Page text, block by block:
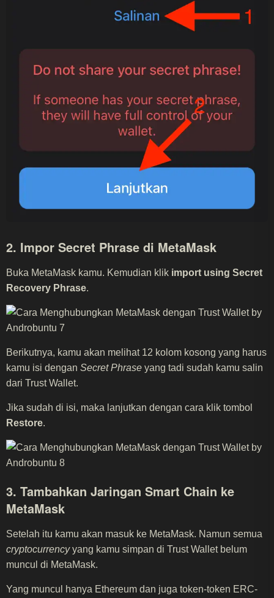
2. Impor Secret Phrase di MetaMask
Buka MetaMask kamu. Kemudian klik import using Secret
Recovery Phrase.
Berikutnya, kamu akan melihat 12 kolom kosong yang harus
kamu isi dengan Secret Phrase yang tadi sudah kamu salin
dari Trust Wallet.
Jika sudah di isi, maka lanjutkan dengan cara klik tombol
Restore.
3. Tambahkan Jaringan Smart Chain ke
MetaMask
Setelah itu kamu akan masuk ke MetaMask. Namun semua
cryptocurrencyyang kamu simpan di Trust Wallet belum
muncul di MetaMask.
Yang muncul hanya Ethereum dan juga token-token ERC-